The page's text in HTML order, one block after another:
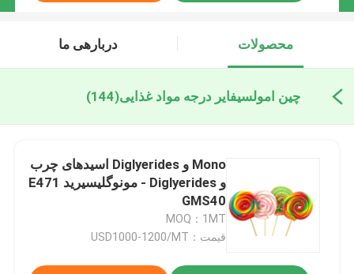
محصولات دربارهی ما
چین امولسیفایر درجه مواد غذایی(144)
Mono و Diglyerides اسیدهای چرب
و Diglyerides - مونوگلیسیرید E471
GMS40
MOQ：1MT
قیمت：USD1000-1200/MT